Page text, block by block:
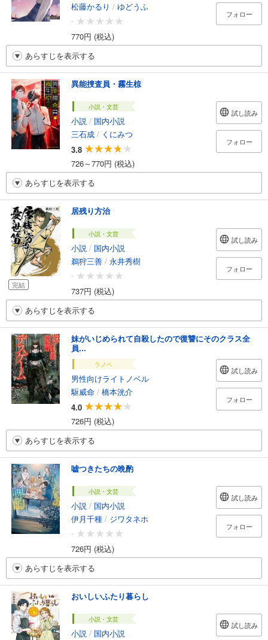
松藤かるり / ゆどうふ
-
770円 (税込)
フォロー
あらすじを表示する
異能捜査員・霧生椋
小説・文芸
小説 / 国内小説
三石成 / くにみつ
3.8
726～770円 (税込)
試し読み
フォロー
あらすじを表示する
完結
居残り方治
小説・文芸
小説 / 国内小説
鵜狩三善 / 永井秀樹
-
737円 (税込)
試し読み
フォロー
あらすじを表示する
妹がいじめられて自殺したので復讐にそのクラス全
員...
ラノベ
男性向けライトノベル
駆威命 / 橋本洸介
4.0
726円 (税込)
試し読み
フォロー
あらすじを表示する
嘘つきたちの晩酌
小説・文芸
小説 / 国内小説
伊月千種 / ジワタネホ
-
726円 (税込)
試し読み
フォロー
あらすじを表示する
おいしいふたり暮らし
小説・文芸
小説 / 国内小説
試し読み